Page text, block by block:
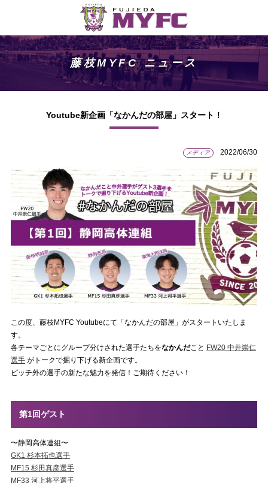
藤枝MYFC ニュース
Youtube新企画「なかんだの部屋」スタート！
メディア 2022/06/30
この度、藤枝MYFC Youtubeにて「なかんだの部屋」がスタートいたしま
す。
各テーマごとにグループ分けされた選手たちをなかんだこと FW20 中井崇仁
選手 がトークで掘り下げる新企画です。
ピッチ外の選手の新たな魅力を発信！ご期待ください！
第1回ゲスト
〜静岡高体連組〜
GK1 杉本拓也選手
MF15 杉田真彦選手
MF33 河上将平選手